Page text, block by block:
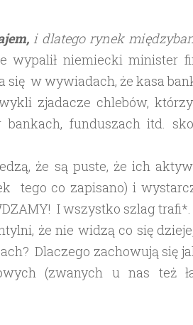
i dlatego rynek
wypalił niemiecki minister
w wywiadach, że kasa
zjadacze chlebów,
funduszach itd.
że są puste, że ich
tego co zapisano) i
I wszystko szlag trafi*.
że nie widzą co się dzieje
Dlaczego zachowują się
(zwanych u nas też